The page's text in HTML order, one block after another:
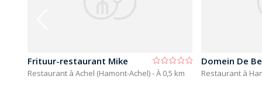
Frituur-restaurant Mike
Restaurant à Achel (Hamont-Achel)- À 0,5 km
Domein De
Restaurant à